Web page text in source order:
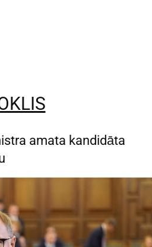
amata kandidāta